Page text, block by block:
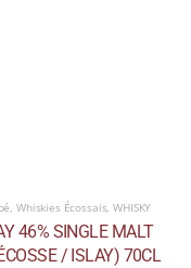
, Whiskies Écossais,WHISKY
46% SINGLE MALT
/ ISLAY) 70CL